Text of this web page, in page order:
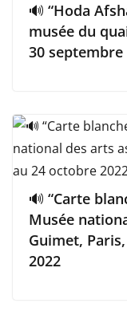
🔊 “Hoda
musée du
30 septembre
🔊 “Carte
Musée
Guimet,
2022